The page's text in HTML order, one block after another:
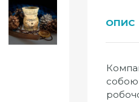
ОПИС
собою